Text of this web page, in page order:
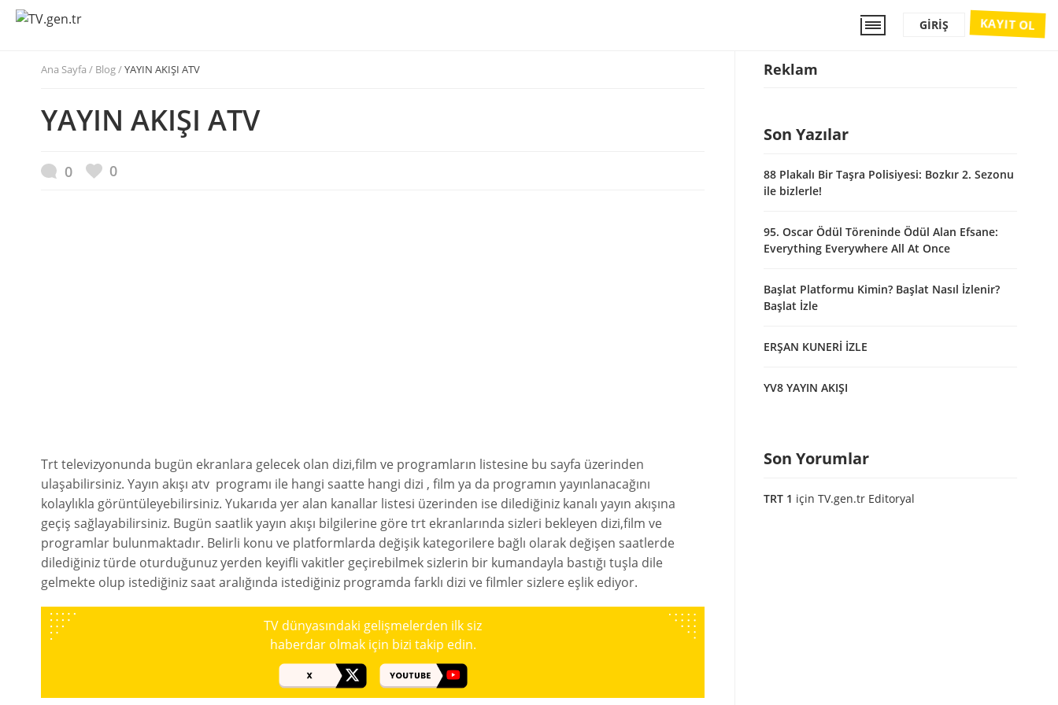
KAYIT OL
GIRIŞ
Ana Sayfa / Blog /YAYIN AKIŞI ATV
YAYIN AKIŞI ATV
0 0
Trt televizyonunda bugün ekranlara gelecek olan dizi,film ve programların listesine bu sayfa üzerinden
ulaşabilirsiniz. Yayın akışı atv programı ile hangi saatte hangi dizi , film ya da programın yayınlanacağını
kolaylıkla görüntüleyebilirsiniz. Yukarıda yer alan kanallar listesi üzerinden ise dilediğiniz kanalı yayın akışına
geçiş sağlayabilirsiniz. Bugün saatlik yayın akışı bilgilerine göre trt ekranlarında sizleri bekleyen dizi,film ve
programlar bulunmaktadır. Belirli konu ve platformlarda değişik kategorilere bağlı olarak değişen saatlerde
dilediğiniz türde oturduğunuz yerden keyifli vakitler geçirebilmek sizlerin bir kumandayla bastığı tuşla dile
gelmekte olup istediğiniz saat aralığında istediğiniz programda farklı dizi ve filmler sizlere eşlik ediyor.
TV dünyasındaki gelişmelerden ilk siz
haberdar olmak için bizi takip edin.
Reklam
Son Yazılar
88 Plakalı Bir Taşra Polisiyesi: Bozkır 2. Sezonu
ile bizlerle!
95. Oscar Ödül Töreninde Ödül Alan Efsane:
Everything Everywhere All At Once
Başlat Platformu Kimin? Başlat Nasıl İzlenir?
Başlat İzle
ERŞAN KUNERİ İZLE
YV8 YAYIN AKIŞI
Son Yorumlar
TRT 1 için TV.gen.tr Editoryal